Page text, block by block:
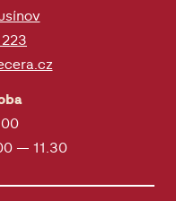
— 11.30